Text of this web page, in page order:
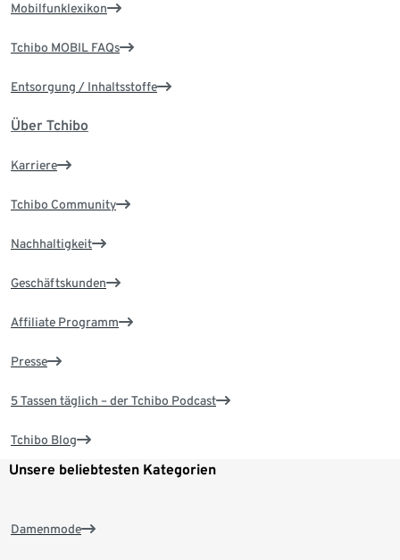
Mobilfunklexikon
Tchibo MOBIL FAQs
Entsorgung / Inhaltsstoffe
Über Tchibo
Karriere
Tchibo Community
Nachhaltigkeit
Geschäftskunden
Affiliate Programm
Presse
5 Tassen täglich – der Tchibo Podcast
Tchibo Blog
Unsere beliebtesten Kategorien
Damenmode